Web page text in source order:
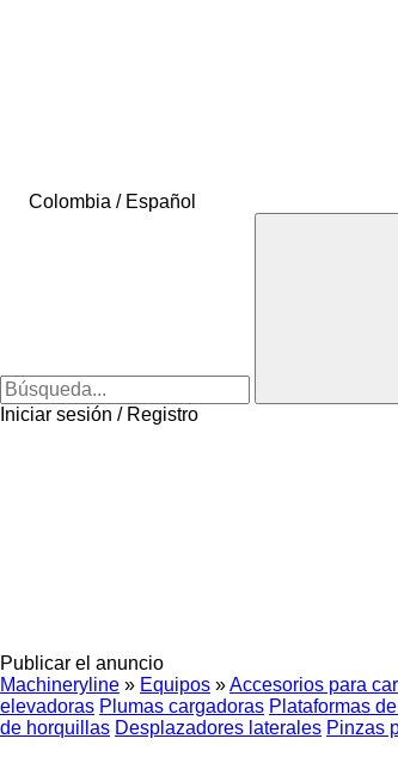
Colombia / Español
Iniciar sesión / Registro
Publicar el anuncio
Machineryline » Equipos »Accesorios para
elevadoras Plumas cargadoras Plataformas
de horquillas Desplazadores laterales Pinzas